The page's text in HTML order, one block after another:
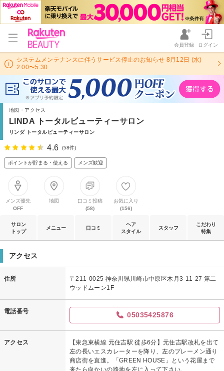
会員登録 ログイン
システムメンテナンスに伴うサービス停止のお知らせ 8月12日 (水)
2:00〜5:30
地図・アクセス
LINDA トータルビューティーサロン
リンダ トータルビューティーサロン
4.6 (58件)
ポイントが貯まる・使える メンズ歓迎
メンズ優先
OFF
地図
口コミ投稿
(58)
お気に入り
(156)
サロン
トップ
メニュー 口コミ
ヘア
スタイル
スタッフ
こだわり
特集
アクセス
住所
〒211-0025 神奈川県川崎市中原区木月3-11-27 第二
ウッドムーン1F
電話番号 05035425876
アクセス
【東急東横線 元住吉駅 徒歩6分】元住吉駅改札を出て
左の長いエスカレーターを降り、左のブレーメン通り
商店街を直進。「GREEN HOUSE」という花屋まで
来たら向かいの路地を左に入って下さい。